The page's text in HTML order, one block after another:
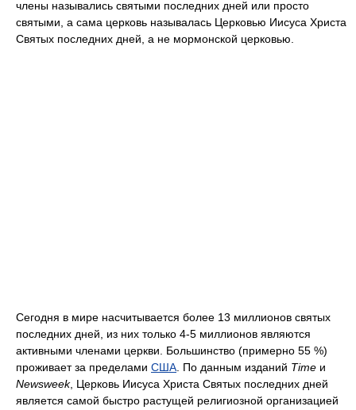
члены назывались святыми последних дней или просто
святыми, а сама церковь называлась Церковью Иисуса Христа
Святых последних дней, а не мормонской церковью.
Сегодня в мире насчитывается более 13 миллионов святых
последних дней, из них только 4-5 миллионов являются
активными членами церкви. Большинство (примерно 55 %)
проживает за пределами США . По данным изданий Time и
Newsweek, Церковь Иисуса Христа Святых последних дней
является самой быстро растущей религиозной организацией